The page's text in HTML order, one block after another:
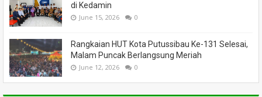
di Kedamin
June 15, 2026 0
Rangkaian HUT Kota Putussibau Ke-131 Selesai,
Malam Puncak Berlangsung Meriah
June 12, 2026 0